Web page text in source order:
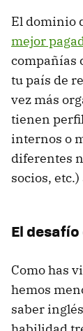
El dominio
mejor
compañías
tu país de
vez más
tienen
internos o
diferentes
socios,
El
Como has
hemos
saber